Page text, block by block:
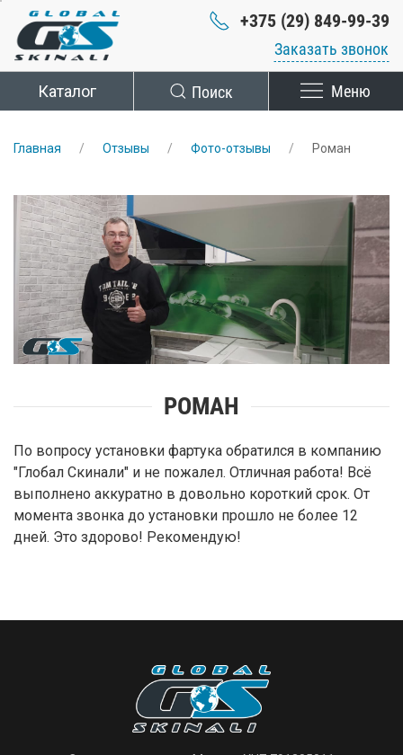
+375 (29) 849-99-39
Заказать звонок
Каталог Поиск Меню
Главная Отзывы Фото-отзывы Роман
РОМАН
По вопросу установки фартука обратился в компанию
"Глобал Скинали" и не пожалел. Отличная работа! Всё
выполнено аккуратно в довольно короткий срок. От
момента звонка до установки прошло не более 12
дней. Это здорово! Рекомендую!